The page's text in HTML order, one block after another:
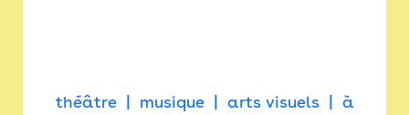
théâtre musique arts visuels
à